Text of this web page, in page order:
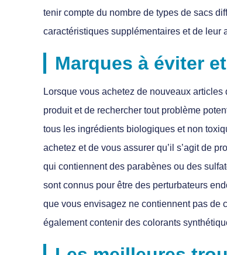
tenir compte du nombre de types de sacs
caractéristiques supplémentaires et de leur
Marques à éviter
Lorsque vous achetez de nouveaux
produit et de rechercher tout problème
tous les ingrédients biologiques et non
achetez et de vous assurer qu’il s’agit de
qui contiennent des parabènes ou des
sont connus pour être des perturbateurs
que vous envisagez ne contiennent pas de
également contenir des colorants